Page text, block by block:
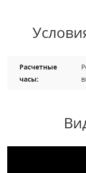
Расчетные
часы: